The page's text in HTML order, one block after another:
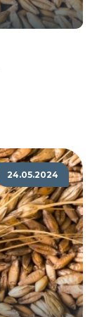
24.05.2024